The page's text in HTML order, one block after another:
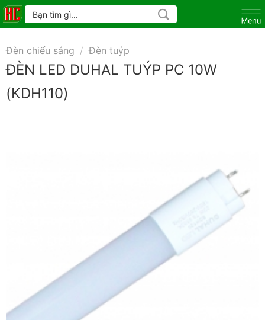
Skip
to
Tìm
kiếm:
Đèn chiếu sáng / Đèn tuýp
ĐÈN LED DUHAL TUÝP PC 10W
(KDH110)